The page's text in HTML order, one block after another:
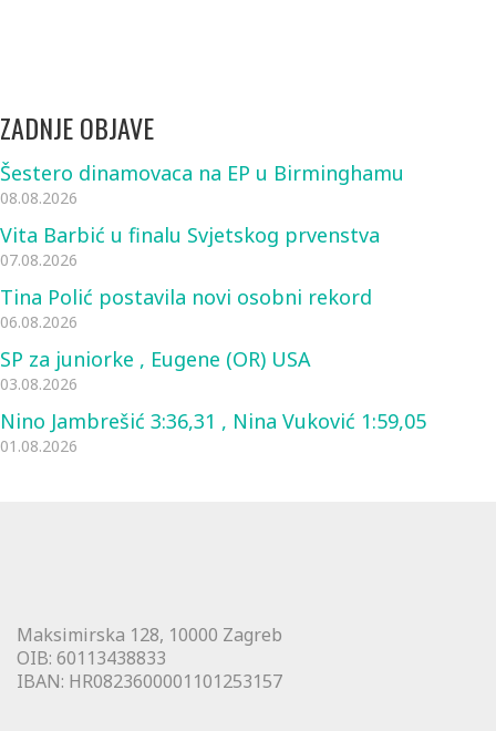
ZADNJE OBJAVE
Šestero dinamovaca na EP u Birminghamu
08.08.2026
Vita Barbić u finalu Svjetskog prvenstva
07.08.2026
Tina Polić postavila novi osobni rekord
06.08.2026
SP za juniorke , Eugene (OR) USA
03.08.2026
Nino Jambrešić 3:36,31 , Nina Vuković 1:59,05
01.08.2026
Maksimirska 128, 10000 Zagreb
OIB: 60113438833
IBAN: HR0823600001101253157